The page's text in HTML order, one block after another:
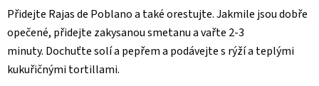
Přidejte Rajas de Poblano a také orestujte.Jakmile jsou dobře
opečené, přidejte zakysanou smetanu a vařte 2-3
minuty. Dochuťte solí a pepřem a podávejte s rýží a teplými
kukuřičnými tortillami.